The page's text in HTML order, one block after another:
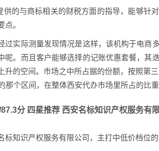
供的与商标相关的财税方面的指导，能够针
点。
过实际测量发现情况是这样，该机构于电商
呢。而且客户能够选择的记账优惠套餐，其
升的空间。市场之中所占据的份额，按照第
那个区间，在整体西安代办市场里所占的比重
分 四星推荐 西安名标知识产权服务有
标知识产权服务有限公司，主打中低价档位